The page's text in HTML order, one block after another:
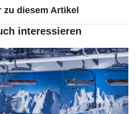
diesem Artikel
interessieren